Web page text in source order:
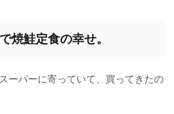
焼鮭定食の幸せ。
ーパーに寄っていて、買ってきたの